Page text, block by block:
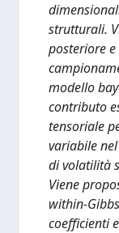
strutturali.
posteriore
modello
contributo
tensoriale
variabile
di volatilità
Viene
within-
coefficienti